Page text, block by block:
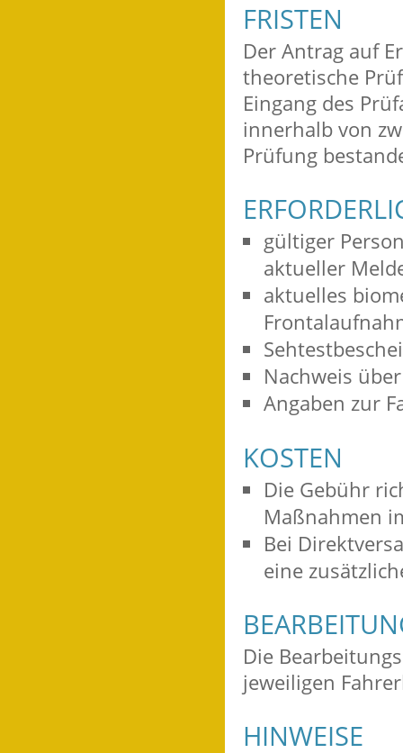
FRISTEN
Der Antrag auf
theoretische
Eingang des
innerhalb von
Prüfung
gültiger
aktueller
aktuelles
Nachweis
Angaben zur
KOSTEN
Die Gebühr
Maßnahmen
Bei
eine
Die
jeweiligen
HINWEISE